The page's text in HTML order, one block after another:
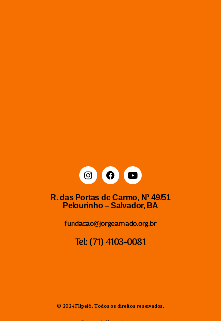
R. das Portas do Carmo, Nº 49/51
Pelourinho – Salvador, BA
fundacao@jorgeamado.org.br
Tel: (71) 4103-0081
© 2024 Flipelô. Todos os direitos reservados.